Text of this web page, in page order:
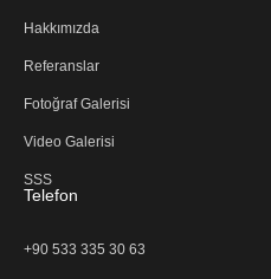
Hakkımızda
Referanslar
Fotoğraf Galerisi
Video Galerisi
SSS
Telefon
+90 533 335 30 63